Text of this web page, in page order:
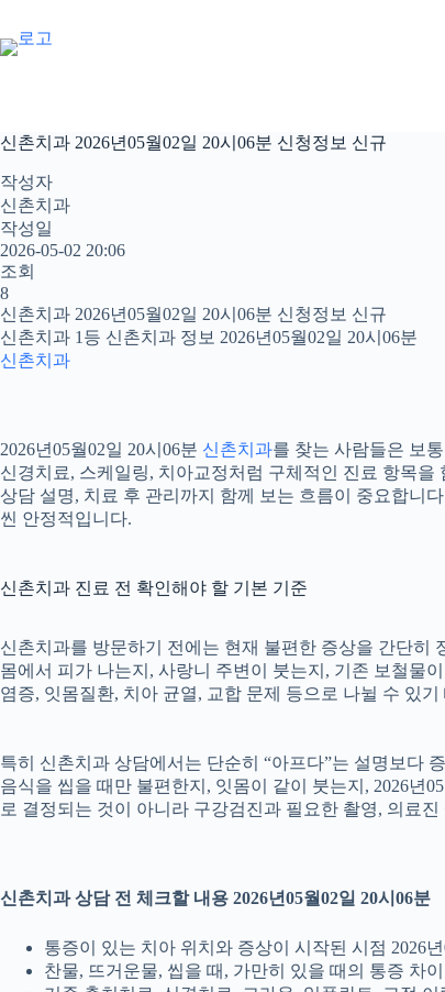
으
뛰
기
신촌치과 2026년05월02일 20시06분 신청정보 신규
작성자
신촌치과
작성일
2026-05-02 20:06
조회
8
신촌치과 2026년05월02일 20시06분 신청정보 신규
신촌치과 1등 신촌치과 정보 2026년05월02일 20시06분
신촌치과
2026년05월02일 20시06분 신촌치과를 찾는 사람들은 보
신경치료, 스케일링, 치아교정처럼 구체적인 진료 항목
상담 설명, 치료 후 관리까지 함께 보는 흐름이 중요합니
씬 안정적입니다.
신촌치과 진료 전 확인해야 할 기본 기준
신촌치과를 방문하기 전에는 현재 불편한 증상을 간단히
몸에서 피가 나는지, 사랑니 주변이 붓는지, 기존 보철물
염증, 잇몸질환, 치아 균열, 교합 문제 등으로 나뉠 수 있
특히 신촌치과 상담에서는 단순히 “아프다”는 설명보다
음식을 씹을 때만 불편한지, 잇몸이 같이 붓는지, 2026년
로 결정되는 것이 아니라 구강검진과 필요한 촬영, 의료
신촌치과 상담 전 체크할 내용 2026년05월02일 20시06분
통증이 있는 치아 위치와 증상이 시작된 시점 2026
찬물, 뜨거운물, 씹을 때, 가만히 있을 때의 통증 차이